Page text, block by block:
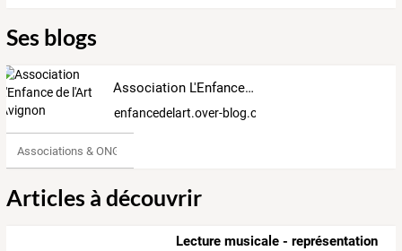
Ses blogs
Association L'Enfance de l'Art Avignon
enfancedelart.over-blog.org
Associations & ONG
Articles à découvrir
Lecture musicale - représentation